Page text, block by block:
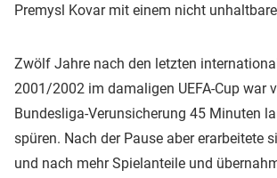
Premysl Kovar mit einem nicht
Zwölf Jahre nach den letzten
2001/2002 im damaligen UEFA-Cup war
Bundesliga-Verunsicherung 45 Minuten
spüren. Nach der Pause aber erarbeitete
und nach mehr Spielanteile und